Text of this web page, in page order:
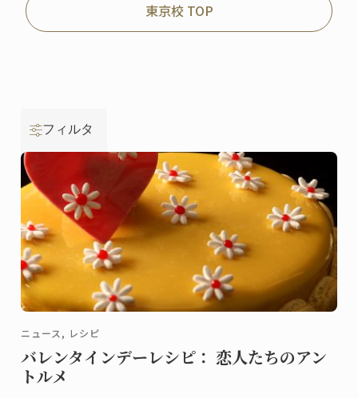
東京校 TOP
フィルタ
ニュース, レシピ
バレンタインデーレシピ： 恋人たちのアン
トルメ